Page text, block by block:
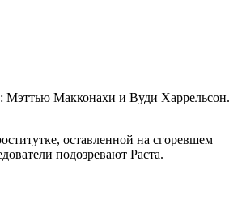
: Мэттью Макконахи и Вуди Харрельсон.
оставленной на сгоревшем
подозревают Раста.